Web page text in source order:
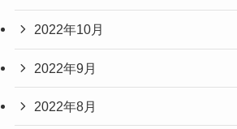
2022年10月
2022年9月
2022年8月